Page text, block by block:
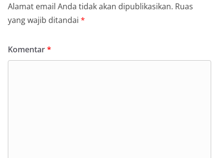
Alamat email Anda tidak akan dipublikasikan. Ruas
yang wajib ditandai *
Komentar*